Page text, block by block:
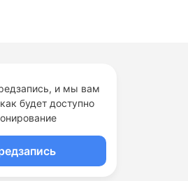
и мы вам
будет доступно